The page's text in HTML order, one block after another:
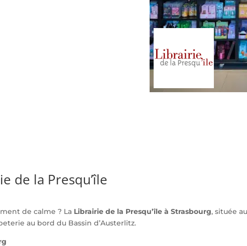
de la Presqu’île
de calme ? La Librairie de la Presqu’île à Strasbourg, située
au bord du Bassin d’Austerlitz.